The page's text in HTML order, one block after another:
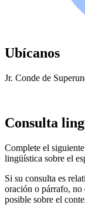
Ubícanos
Jr. Conde de
Consulta
Complete el
lingüística sobre el
Si su consulta es
oración o párrafo,
posible sobre el